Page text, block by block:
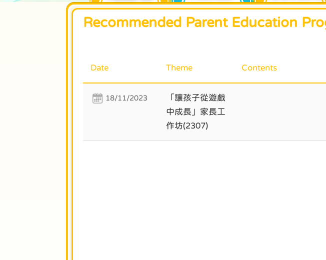
Recommended Parent Education
Date Theme Contents
18/11/2023
「讓孩子從遊戲
中成長」家長工
作坊(2307)